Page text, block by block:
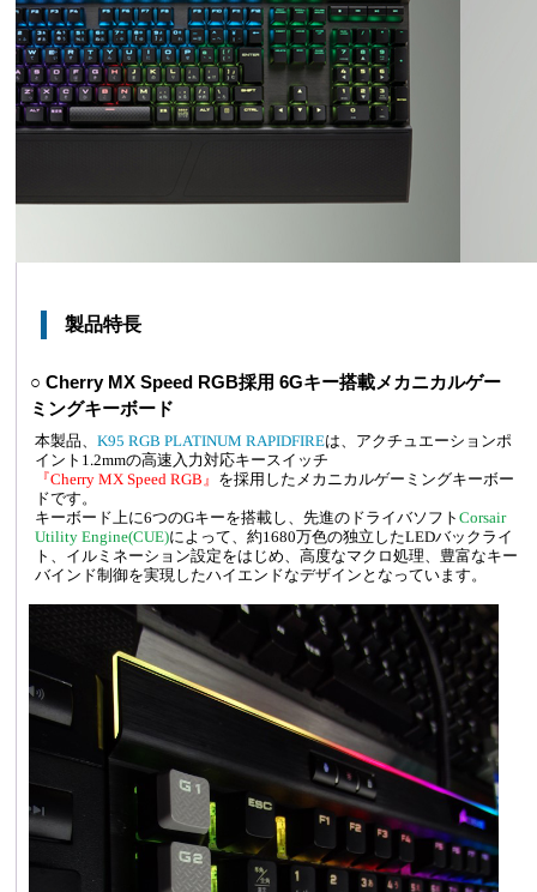
製品特長
○ Cherry MX Speed RGB採用 6Gキー搭載メカニカルゲー
ミングキーボード
本製品、K95 RGB PLATINUM RAPIDFIREは、アクチュエーションポ
イント1.2mmの高速入力対応キースイッチ
『Cherry MX Speed RGB』 を採用したメカニカルゲーミングキーボー
ドです。
キーボード上に6つのGキーを搭載し、先進のドライバソフトCorsair
Utility Engine(CUE)によって、約1680万色の独立したLEDバックライ
ト、イルミネーション設定をはじめ、高度なマクロ処理、豊富なキー
バインド制御を実現したハイエンドなデザインとなっています。